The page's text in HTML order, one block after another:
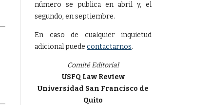
número se publica en abril y, el
segundo, en septiembre.
En caso de cualquier inquietud
adicional puede contactarnos.
Comité Editorial
USFQ Law Review
Universidad San Francisco de
Quito